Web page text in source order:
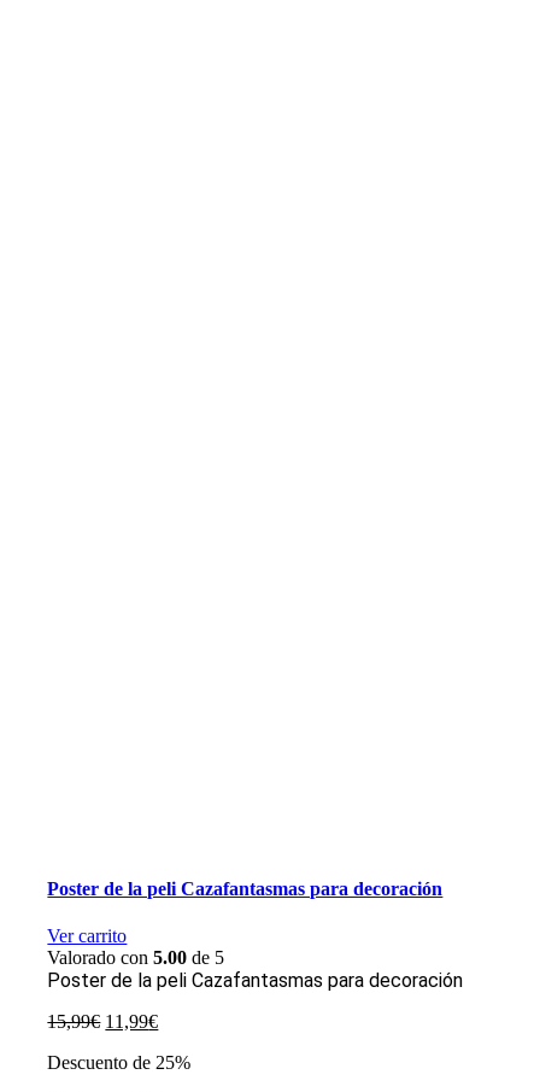
Poster de la peli Cazafantasmas para decoración
Ver carrito
Valorado con5.00 de 5
Poster de la peli Cazafantasmas para decoración
15,99€ El
original
11,99€El
actual
Descuento de 25%